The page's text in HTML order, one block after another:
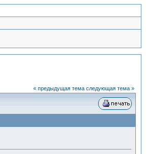
« предыдущая тема следующая тема »